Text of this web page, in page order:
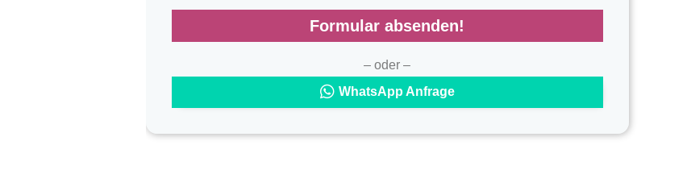
Formular absenden!
– oder –
WhatsApp Anfrage